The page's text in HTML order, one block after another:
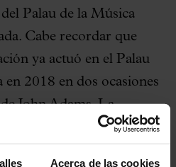
Acerca de las cookies
Palau de la Música
Cabe recordar que
ya actuó en el Palau
en 2018 en dos ocasiones
John Adams. La
dirigido por el propio